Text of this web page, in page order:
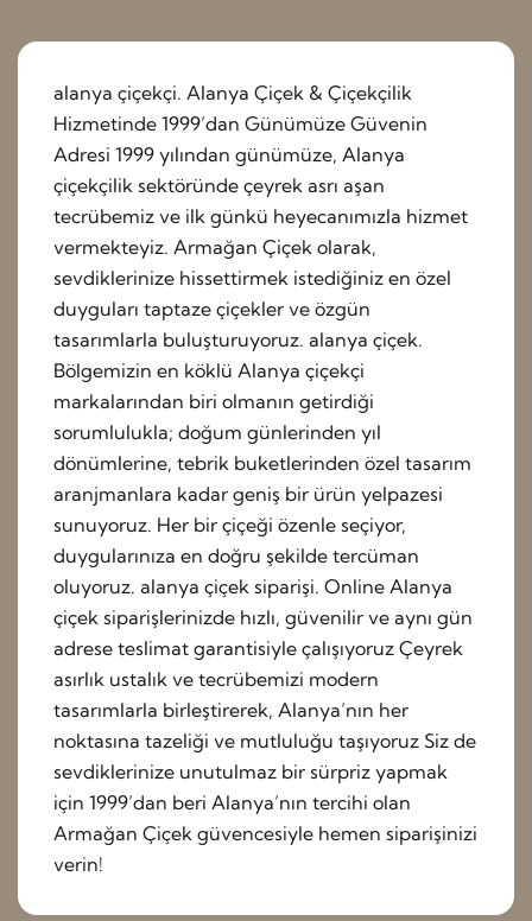
alanya çiçekçi. Alanya Çiçek & Çiçekçilik
Hizmetinde 1999’dan Günümüze Güvenin
Adresi 1999 yılından günümüze, Alanya
çiçekçilik sektöründe çeyrek asrı aşan
tecrübemiz ve ilk günkü heyecanımızla hizmet
vermekteyiz. Armağan Çiçek olarak,
sevdiklerinize hissettirmek istediğiniz en özel
duyguları taptaze çiçekler ve özgün
tasarımlarla buluşturuyoruz. alanya çiçek.
Bölgemizin en köklü Alanya çiçekçi
markalarından biri olmanın getirdiği
sorumlulukla; doğum günlerinden yıl
dönümlerine, tebrik buketlerinden özel tasarım
aranjmanlara kadar geniş bir ürün yelpazesi
sunuyoruz. Her bir çiçeği özenle seçiyor,
duygularınıza en doğru şekilde tercüman
oluyoruz. alanya çiçek siparişi. Online Alanya
çiçek siparişlerinizde hızlı, güvenilir ve aynı gün
adrese teslimat garantisiyle çalışıyoruz Çeyrek
asırlık ustalık ve tecrübemizi modern
tasarımlarla birleştirerek, Alanya’nın her
noktasına tazeliği ve mutluluğu taşıyoruz Siz de
sevdiklerinize unutulmaz bir sürpriz yapmak
için 1999’dan beri Alanya’nın tercihi olan
Armağan Çiçek güvencesiyle hemen siparişinizi
verin!